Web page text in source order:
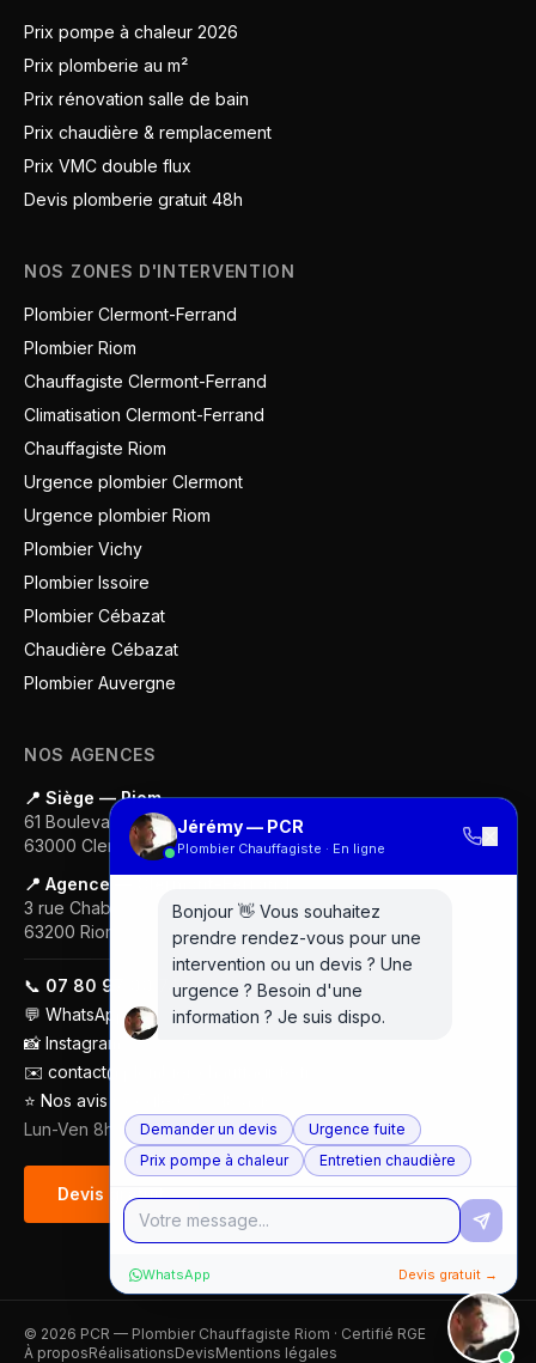
Prix pompe à chaleur 2026
Prix plomberie au m²
Prix rénovation salle de bain
Prix chaudière & remplacement
Prix VMC double flux
Devis plomberie gratuit 48h
NOS ZONES D'INTERVENTION
Plombier Clermont-Ferrand
Plombier Riom
Chauffagiste Clermont-Ferrand
Climatisation Clermont-Ferrand
Chauffagiste Riom
Urgence plombier Clermont
Urgence plombier Riom
Plombier Vichy
Plombier Issoire
Plombier Cébazat
Chaudière Cébazat
Plombier Auvergne
NOS AGENCES
📍 Siège — Riom
61 Boulevard Gustave Flaubert
63000 Clermont-Ferrand
📍 Agence — Clermont-Ferrand
3 rue Chabrol
63200 Riom
📞 07 80 97 00 74
💬 WhatsApp
📸 Instagram
✉️ contact@plombier-chauffagiste.fr
⭐ Nos avis Google (5/5 · 18 avis)
Lun-Ven 8h-18h
Devis gratuit
© 2026 PCR — Plombier Chauffagiste Riom · Certifié RGE
À proposRéalisationsDevisMentions légales
Jérémy — PCR
Plombier Chauffagiste · En ligne
Bonjour 👋 Vous souhaitez
prendre rendez-vous pour une
intervention ou un devis ? Une
urgence ? Besoin d'une
information ? Je suis dispo.
Demander un devis
Urgence fuite
Prix pompe à chaleur
Entretien chaudière
WhatsApp Devis gratuit →